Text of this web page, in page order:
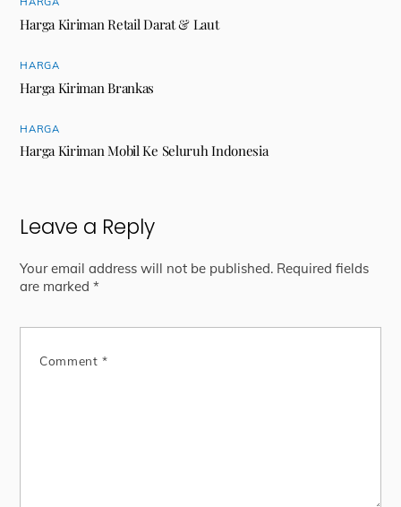
Harga Kiriman Retail Darat & Laut
HARGA
Harga Kiriman Brankas
HARGA
Harga Kiriman Mobil Ke Seluruh Indonesia
Leave a Reply
Your email address will not be published. Required fields
are marked*
Comment *